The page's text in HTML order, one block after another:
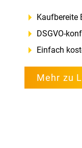
Kaufbereite
DSGVO-
Einfach
Mehr zu